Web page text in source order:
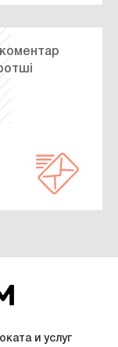
и услуг